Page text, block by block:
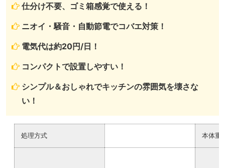
仕分け不要、ゴミ箱感覚で使える！
ニオイ・騒音・自動節電でコバエ対策！
電気代は約20円/日！
コンパクトで設置しやすい！
シンプル＆おしゃれでキッチンの雰囲気を壊さな
い！
処理方式 本体重